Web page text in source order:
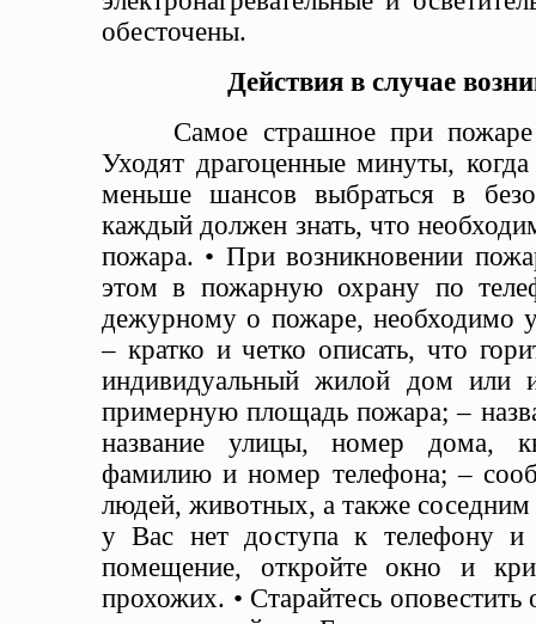
обесточены.
Действия в случае
Самое страшное при пожаре –
Уходят драгоценные минуты,
меньше шансов выбраться в
каждый должен знать, что
пожара. • При возникновении
этом в пожарную охрану по
дежурному о пожаре, необходимо
– кратко и четко описать, что
индивидуальный жилой дом или
примерную площадь пожара; –
название улицы, номер дома,
фамилию и номер телефона; –
людей, животных, а также
у Вас нет доступа к телефону и
помещение, откройте окно и
прохожих. • Старайтесь